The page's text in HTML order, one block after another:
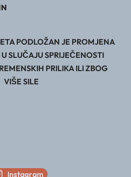
PODLOŽAN JE PROMJENA
SLUČAJU SPRIJEČENOSTI
PRILIKA ILI ZBOG
VIŠE SILE
Instagram